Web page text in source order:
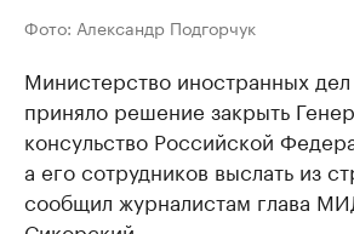
Фото: Александр Подгорчук
Министерство иностранных
приняло решение закрыть
консульство Российской
а его сотрудников выслать из
сообщил журналистам глава